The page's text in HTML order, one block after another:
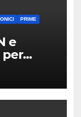
PRIME
e
per